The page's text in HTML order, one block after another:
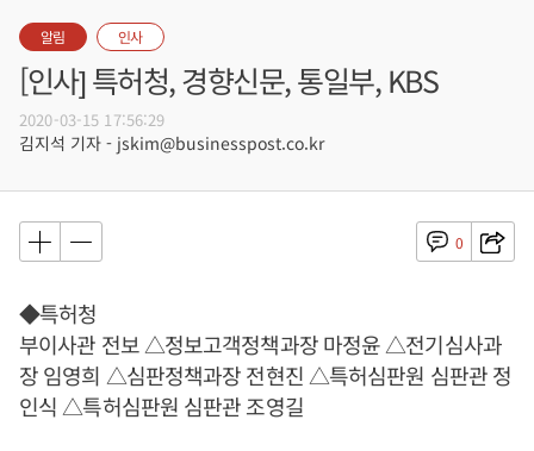
알림 인사
[인사] 특허청, 경향신문, 통일부, KBS
2020-03-15 17:56:29
김지석 기자 - jskim@businesspost.co.kr
0
◆특허청
부이사관 전보 △정보고객정책과장 마정윤 △전기심사과
장 임영희 △심판정책과장 전현진 △특허심판원 심판관 정
인식 △특허심판원 심판관 조영길